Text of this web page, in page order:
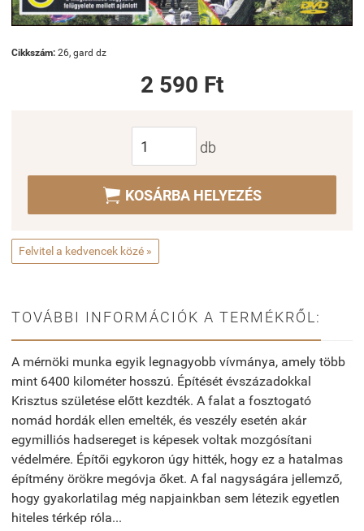
Cikkszám: 26, gard dz
2 590 Ft
db
 KOSÁRBA HELYEZÉS
Felvitel a kedvencek közé »
TOVÁBBI INFORMÁCIÓK A TERMÉKRŐL:
A mérnöki munka egyik legnagyobb vívmánya, amely több
mint 6400 kilométer hosszú. Építését évszázadokkal
Krisztus születése előtt kezdték. A falat a fosztogató
nomád hordák ellen emelték, és veszély esetén akár
egymilliós hadsereget is képesek voltak mozgósítani
védelmére. Építői egykoron úgy hitték, hogy ez a hatalmas
építmény örökre megóvja őket. A fal nagyságára jellemző,
hogy gyakorlatilag még napjainkban sem létezik egyetlen
hiteles térkép róla...